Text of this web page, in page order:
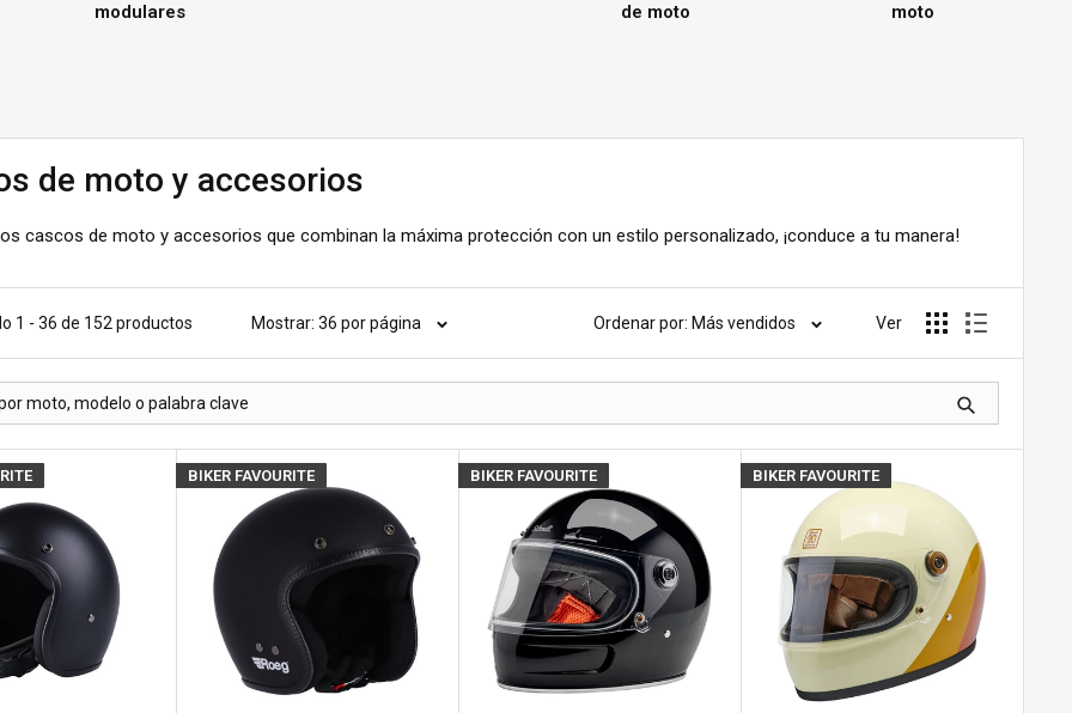
modulares
de moto
moto
de moto y accesorios
cascos de moto y accesorios que combinan la máxima protección con un estilo personalizado, ¡conduce a tu manera!
1 - 36 de 152 productos Mostrar: 36 por página Ordenar por: Más vendidos Ver
BIKER FAVOURITE BIKER FAVOURITE BIKER FAVOURITE